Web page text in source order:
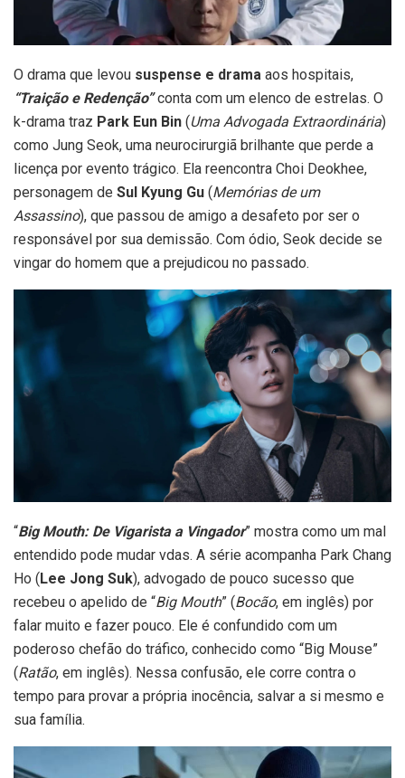
O drama que levou suspense e drama aos hospitais,
“Traição e Redenção”conta com um elenco de estrelas. O
k-drama traz Park Eun Bin (Uma Advogada Extraordinária)
como Jung Seok, uma neurocirurgiã brilhante que perde a
licença por evento trágico. Ela reencontra Choi Deokhee,
personagem de Sul Kyung Gu (Memórias de um
Assassino), que passou de amigo a desafeto por ser o
responsável por sua demissão. Com ódio, Seok decide se
vingar do homem que a prejudicou no passado.
“Big Mouth: De Vigarista a Vingador” mostra como um mal
entendido pode mudar vdas. A série acompanha Park Chang
Ho (Lee Jong Suk), advogado de pouco sucesso que
recebeu o apelido de “Big Mouth” (Bocão, em inglês) por
falar muito e fazer pouco. Ele é confundido com um
poderoso chefão do tráfico, conhecido como “Big Mouse”
(Ratão, em inglês). Nessa confusão, ele corre contra o
tempo para provar a própria inocência, salvar a si mesmo e
sua família.